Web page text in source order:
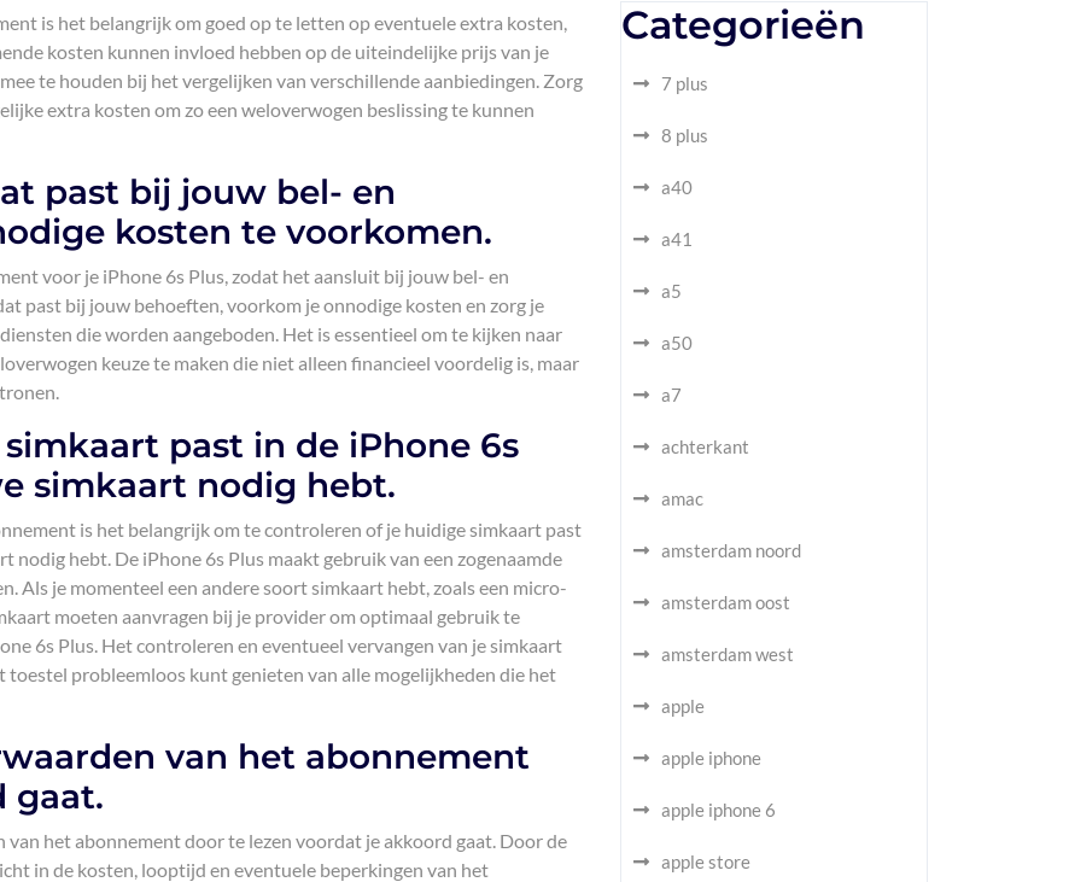
is het belangrijk om goed op te letten op eventuele extra kosten,
kosten kunnen invloed hebben op de uiteindelijke prijs van je
te houden bij het vergelijken van verschillende aanbiedingen. Zorg
extra kosten om zo een weloverwogen beslissing te kunnen
past bij jouw bel- en
kosten te voorkomen.
voor je iPhone 6s Plus, zodat het aansluit bij jouw bel- en
past bij jouw behoeften, voorkom je onnodige kosten en zorg je
die worden aangeboden. Het is essentieel om te kijken naar
keuze te maken die niet alleen financieel voordelig is, maar
past in de iPhone 6s
simkaart nodig hebt.
is het belangrijk om te controleren of je huidige simkaart past
nodig hebt. De iPhone 6s Plus maakt gebruik van een zogenaamde
Als je momenteel een andere soort simkaart hebt, zoals een micro-
moeten aanvragen bij je provider om optimaal gebruik te
6s Plus. Het controleren en eventueel vervangen van je simkaart
toestel probleemloos kunt genieten van alle mogelijkheden die het
van het abonnement
gaat.
het abonnement door te lezen voordat je akkoord gaat. Door de
in de kosten, looptijd en eventuele beperkingen van het
Categorieën
7 plus
8 plus
a40
a41
a5
a50
a7
achterkant
amac
amsterdam noord
amsterdam oost
amsterdam west
apple
apple iphone
apple iphone 6
apple store